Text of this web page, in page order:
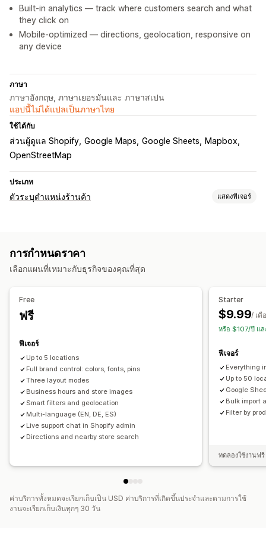
Built-in analytics — track where customers search and what
they click on
Mobile-optimized — directions, geolocation, responsive on
any device
ภาษา
ภาษาอังกฤษ, ภาษาเยอรมันและ ภาษาสเปน
แอปนี้ไม่ได้แปลเป็นภาษาไทย
ใช้ได้กับ
ส่วนผู้ดูแล Shopify Google Maps Google Sheets
Mapbox
OpenStreetMap
ประเภท
ตัวระบุตำแหน่งร้านค้า แสดงฟีเจอร์
การสร้างแบรนด์ที่กำหนดเอง
รูปภาพ ช่องที่กำหนดเอง หลายภาษา
การค้นหาและตัวกรอง
การค้นหาชื่อร้านค้า
การติดแท็ก
ตัวกรองระยะทาง ตัวกรองประเภทสินค้า
ตัวกรองที่กำหนดเอง
รายงานการค้นหา
การวิเคราะห์
การกำหนดราคา
เลือกแผนที่เหมาะกับธุรกิจของคุณที่สุด
Free
ฟรี
ฟีเจอร์
Up to 5 locations
Full brand control: colors, fonts, pins
Three layout modes
Business hours and store images
Smart filters and geolocation
Multi-language (EN, DE, ES)
Live support chat in Shopify admin
Directions and nearby store search
Starter
$9.99/ เดื
หรือ $107/ปี แล
ฟีเจอร์
Everything
Up to 50
Google
Bulk import
Filter by
ทดลองใช้งานฟ
ค่าบริการทั้งหมดจะเรียกเก็บเป็น USD ค่าบริการที่เกิดขึ้นประจำและตามการใช้
งานจะเรียกเก็บเงินทุกๆ 30 วัน